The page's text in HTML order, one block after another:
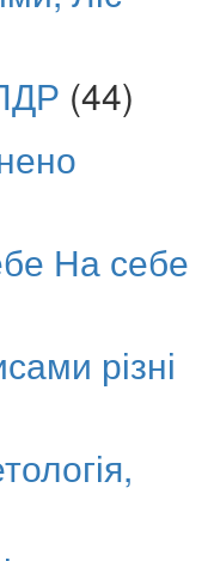
(44)
На себе
різні